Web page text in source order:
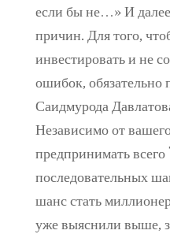
если бы не…» И
причин. Для того,
инвестировать и не
ошибок, обязательно
Саидмурода
Независимо от
предпринимать
последовательных
шанс стать
уже выяснили выше,